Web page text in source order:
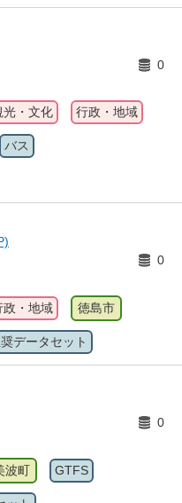
0
光・文化 行政・地域
バス
0
政・地域 徳島市
データセット
0
波町 GTFS